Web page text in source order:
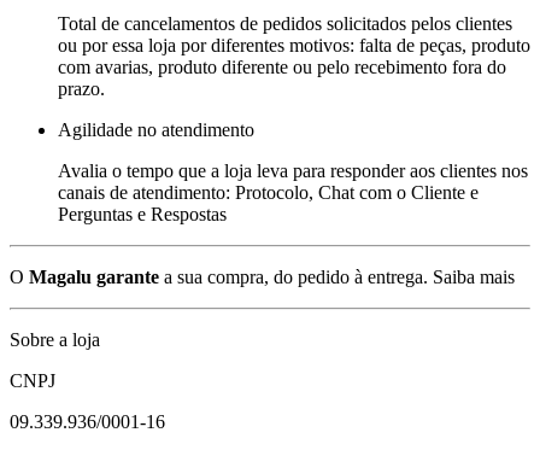
Total de cancelamentos de pedidos solicitados pelos clientes
ou por essa loja por diferentes motivos: falta de peças, produto
com avarias, produto diferente ou pelo recebimento fora do
prazo.
Agilidade no atendimento
Avalia o tempo que a loja leva para responder aos clientes nos
canais de atendimento: Protocolo, Chat com o Cliente e
Perguntas e Respostas
O Magalu garante a sua compra, do pedido à entrega. Saiba mais
Sobre a loja
CNPJ
09.339.936/0001-16